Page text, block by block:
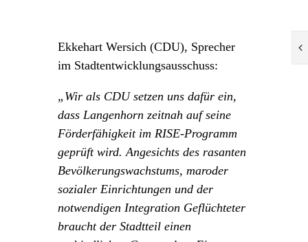
Ekkehart Wersich (CDU), Sprecher
im Stadtentwicklungsausschuss:
„Wir als CDU setzen uns dafür ein,
dass Langenhorn zeitnah auf seine
Förderfähigkeit im RISE‑Programm
geprüft wird. Angesichts des rasanten
Bevölkerungswachstums, maroder
sozialer Einrichtungen und der
notwendigen Integration Geflüchteter
braucht der Stadtteil einen